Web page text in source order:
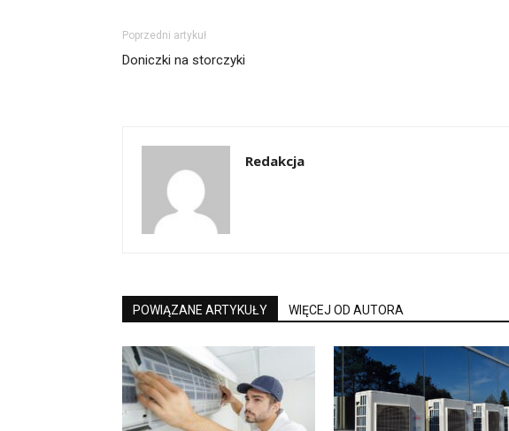
Poprzedni artykuł
Doniczki na storczyki
Redakcja
POWIĄZANE ARTYKUŁY WIĘCEJ OD AUTORA